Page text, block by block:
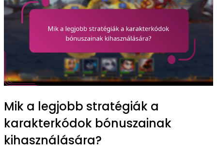
Mik a legjobb stratégiák a
karakterkódok bónuszainak
kihasználására?